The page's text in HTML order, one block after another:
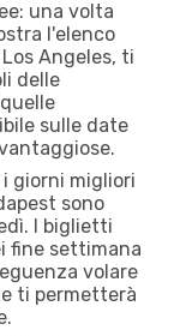
una volta
l'elenco
Angeles, ti
delle
sulle date
giorni migliori
sono
I biglietti
fine settimana
volare
ti permetterà